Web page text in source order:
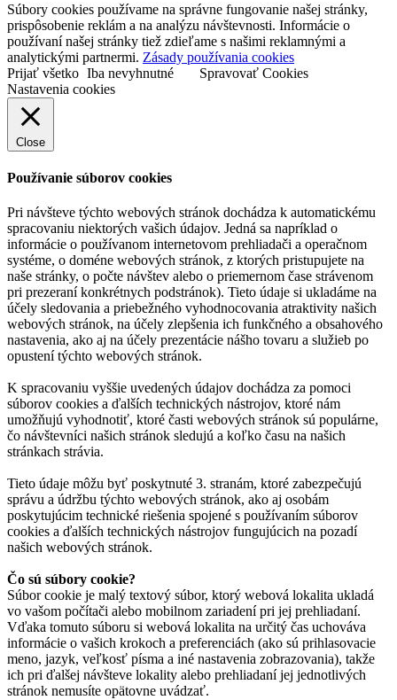
Súbory cookies používame na správne fungovanie našej stránky,
prispôsobenie reklám a na analýzu návštevnosti. Informácie o
používaní našej stránky tiež zdieľame s našimi reklamnými a
analytickými partnermi. Zásady používania cookies
Prijať všetko Iba nevyhnutné
Spravovať Cookies
Nastavenia cookies
Close
Používanie súborov cookies
Pri návšteve týchto webových stránok dochádza k automatickému
spracovaniu niektorých vašich údajov. Jedná sa napríklad o
informácie o používanom internetovom prehliadači a operačnom
systéme, o doméne webových stránok, z ktorých pristupujete na
naše stránky, o počte návštev alebo o priemernom čase strávenom
pri prezeraní konkrétnych podstránok). Tieto údaje si ukladáme na
účely sledovania a priebežného vyhodnocovania atraktivity našich
webových stránok, na účely zlepšenia ich funkčného a obsahového
nastavenia, ako aj na účely prezentácie nášho tovaru a služieb po
opustení týchto webových stránok.
K spracovaniu vyššie uvedených údajov dochádza za pomoci
súborov cookies a ďalších technických nástrojov, ktoré nám
umožňujú vyhodnotiť, ktoré časti webových stránok sú populárne,
čo návštevníci našich stránok sledujú a koľko času na našich
stránkach strávia.
Tieto údaje môžu byť poskytnuté 3. stranám, ktoré zabezpečujú
správu a údržbu týchto webových stránok, ako aj osobám
poskytujúcim technické riešenia spojené s používaním súborov
cookies a ďalších technických nástrojov fungujúcich na pozadí
našich webových stránok.
Čo sú súbory cookie?
Súbor cookie je malý textový súbor, ktorý webová lokalita ukladá
vo vašom počítači alebo mobilnom zariadení pri jej prehliadaní.
Vďaka tomuto súboru si webová lokalita na určitý čas uchováva
informácie o vašich krokoch a preferenciách (ako sú prihlasovacie
meno, jazyk, veľkosť písma a iné nastavenia zobrazovania), takže
ich pri ďalšej návšteve lokality alebo prehliadaní jej jednotlivých
stránok nemusíte opätovne uvádzať.